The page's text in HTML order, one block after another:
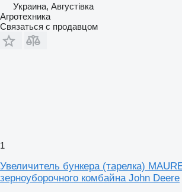
Украина, Августівка
Агротехника
Связаться с продавцом
1
Увеличитель бункера (тарелка)
зерноуборочного комбайна John Deere